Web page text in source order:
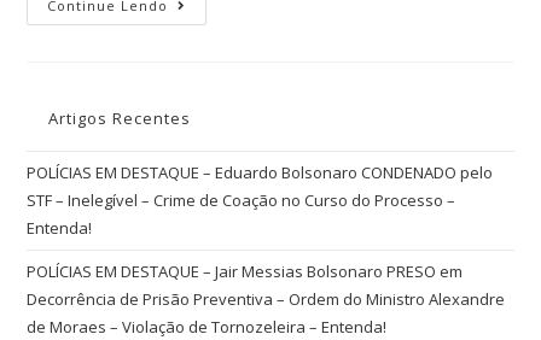
Continue Lendo
Artigos Recentes
POLÍCIAS EM DESTAQUE – Eduardo Bolsonaro CONDENADO pelo
STF – Inelegível – Crime de Coação no Curso do Processo –
Entenda!
POLÍCIAS EM DESTAQUE – Jair Messias Bolsonaro PRESO em
Decorrência de Prisão Preventiva – Ordem do Ministro Alexandre
de Moraes – Violação de Tornozeleira – Entenda!